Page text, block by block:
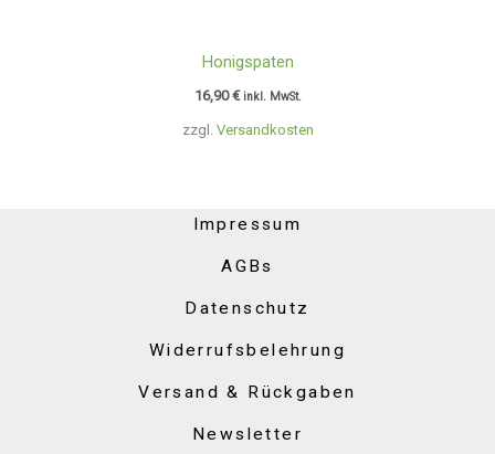
zzgl. Versandkosten
Honigspaten
16,90€ inkl. MwSt.
Impressum
AGBs
Datenschutz
Widerrufsbelehrung
Versand & Rückgaben
Newsletter